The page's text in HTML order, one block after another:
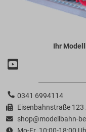
Ihr
0341 6994114
Eisenbahnstraße
shop@modellbahn-